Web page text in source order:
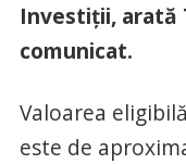
Investiții, arată
comunicat.
Valoarea
este de